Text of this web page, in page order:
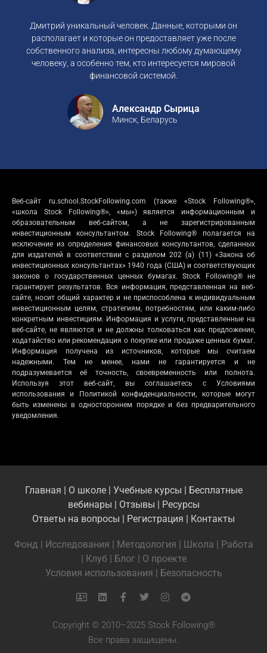
Дмитрий уникальный человек. Данные, которыми он
располагает и которые он предоставляет уже после
собственного анализа, интересны любому думающему
человеку, а особенно тем, кто интересуется мировой
финансовой системой.
Александр Сырица
Минск, Беларусь
Веб-сайт ru.school.StockFollowing.com (также «Stock Following®»,
«школа Stock Following®», «мы») является информационным и
образовательным веб-сайтом, а не зарегистрированным
инвестиционным консультантом. Stock Following® полагается на
исключение из определения финансовых консультантов, сделанных
для издателей в соответствии с разделом 202 (a) (11) «Закона об
инвестиционных консультантах» 1940 года (США) и соответствующих
законов о государственных ценных бумагах. Stock Following® не
гарантирует результатов. Вся информация, представленная на веб-
сайте, носит общий характер и не приспособлена к индивидуальным
инвестиционным целям, стратегиям, потребностям, или каким-либо
конкретным инвестициям. Информация и услуги, представленные на
веб-сайте, не являются и не должны толковаться как предложение,
ходатайство или рекомендация о покупке или продаже ценных бумаг.
Информация получена из источников, которые мы считаем
надежными. Тем не менее, нами не гарантируется и не
подразумевается её точность, своевременность или полнота.
Используя этот веб-сайт, вы соглашаетесь с Условиями
использования и Политикой конфиденциальности, которые могут
быть изменены в одностороннем порядке и без предварительного
уведомления.
Главная | О школе| Учебные курсы | Бесплатные
вебинары | Отзывы | Ресурсы
Ответы на вопросы | Регистрация | Контакты
Фонд | Исследования | Методология | Школа | Работа
| Клуб | Блог| О проекте
Условия использования | Безопасность
Copyright © 2010–2025 Stock Following®
Все права защищены.